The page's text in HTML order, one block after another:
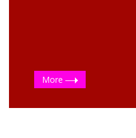
More